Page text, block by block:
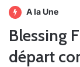
A la Une
Blessing
départ